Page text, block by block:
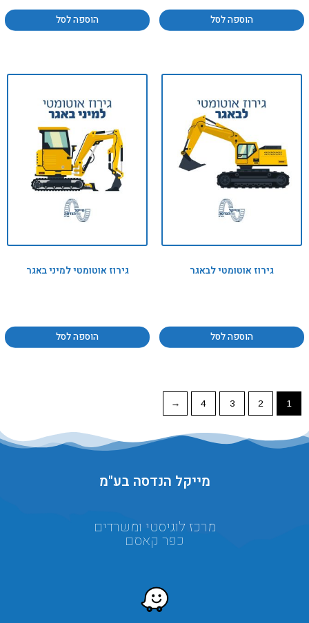
הוספה לסל הוספה לסל
גירוז אוטומטי לבאגר
הוספה לסל
גירוז אוטומטי למיני באגר
הוספה לסל
1
2
3
4
←
מייקל הנדסה בע"מ
מרכז לוגיסטי ומשרדים
כפר קאסם